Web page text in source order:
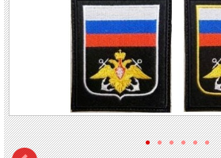
北方艦隊、太平洋艦隊 、バルト艦隊 、黒
の1個の小艦隊から成っています。
は敵から目立たないようにオリーブ色の土台
は所属が目立つようカラフルな糸で刺
ラ用はワッペンの地色がオリーブグリーンで、事務
です。また枠の色が所属によって違います。
ユニフォームの左腕部分のベルクロ（マジックテー
がない制服の場合は縫い付けます。
ミリタリーグッズコレクターの方、サバイバルゲー